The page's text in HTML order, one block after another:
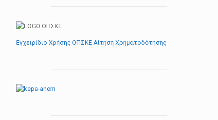
Εγχειρίδιο Χρήσης ΟΠΣΚΕ Αίτηση Χρηματοδότησης